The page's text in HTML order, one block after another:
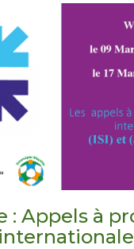
: Appels à